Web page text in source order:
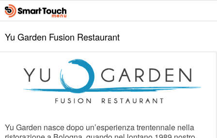
Yu Garden Fusion Restaurant
Yu Garden nasce dopo un’esperienza trentennale nella